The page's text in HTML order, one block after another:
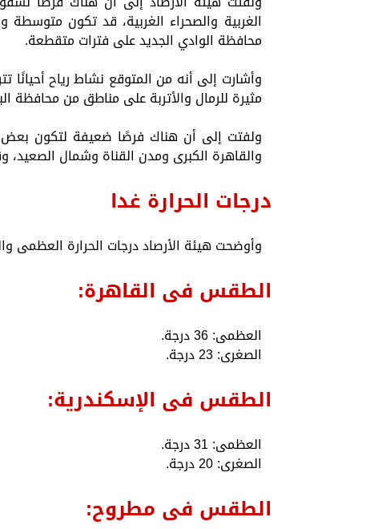
محافظة الوادي الجديد على فترات متقطعة.
مثيرة للرمال والأتربة على مناطق من محافظة
ولفتت إلى أن هناك فرصًا ضعيفة لتكون
والقاهرة الكبرى ومدن القناة وشمال
درجات الحرارة غدا
وأوضحت هيئة الأرصاد درجات الحرارة العظمى
الطقس فى القاهرة:
العظمى: 36 درجة.
الصغرى: 23 درجة.
الطقس فى الإسكندرية:
العظمى: 31 درجة.
الصغرى: 20 درجة.
الطقس فى مطروح: